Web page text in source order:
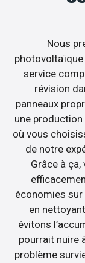
Nous
photovoltaïque
service
révision
panneaux
une production
où vous
de notre
Grâce à
économies
en
évitons
pourrait nuire
problème